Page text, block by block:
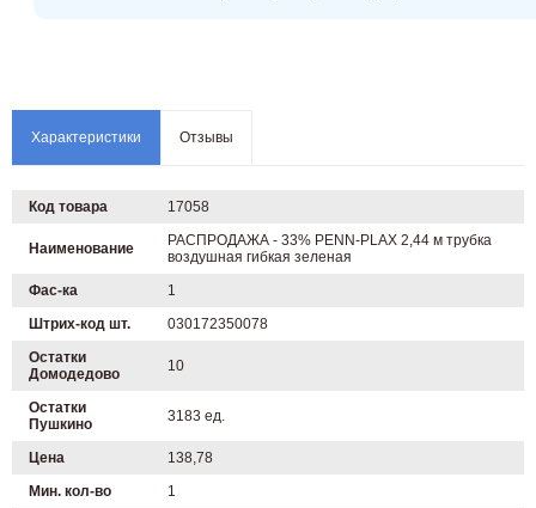
Характеристики Отзывы
Код товара 17058
Наименование
РАСПРОДАЖА - 33% PENN-PLAX 2,44 м трубка
воздушная гибкая зеленая
Фас-ка
1
Штрих-код шт.
030172350078
Остатки
Домодедово
10
Остатки
Пушкино
3183 ед.
Цена
138,78
Мин. кол-во
1